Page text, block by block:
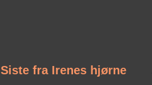
Siste fra Irenes hjørne